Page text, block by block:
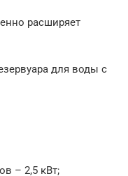
расширяет
для воды с
– 2,5 кВт;